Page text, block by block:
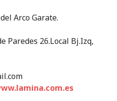
Arco Garate.
Paredes 26.Local Bj.Izq,